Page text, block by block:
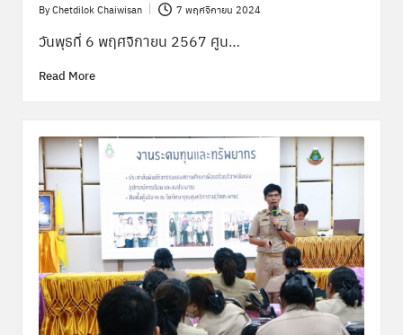
Posted
by
ByChetdilok Chaiwisan 7 พฤศจิกายน 2024
วันพุธที่ 6 พฤศจิกายน 2567 ศูน…
Read More